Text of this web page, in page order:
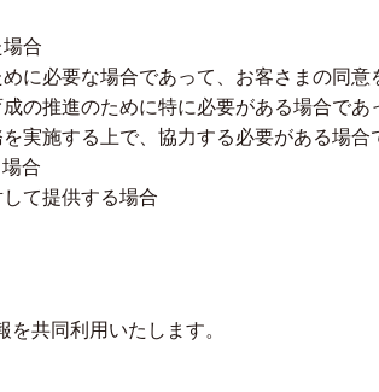
合
に必要な場合であって、お客さまの同
の推進のために特に必要がある場合で
実施する上で、協力する必要がある場
合
て提供する場合
共同利用いたします。